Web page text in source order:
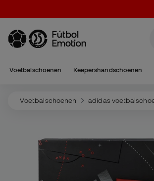
Voetbalschoenen Keepershandschoenen
Voetbalschoenen adidas